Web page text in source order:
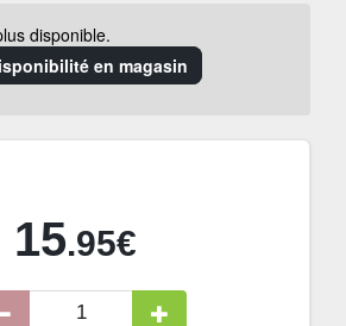
disponible.
en magasin
15.95€